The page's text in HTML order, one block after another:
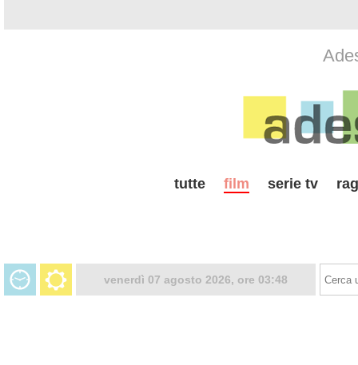
tutte film serie tv
venerdì 07 agosto 2026, ore 03:48